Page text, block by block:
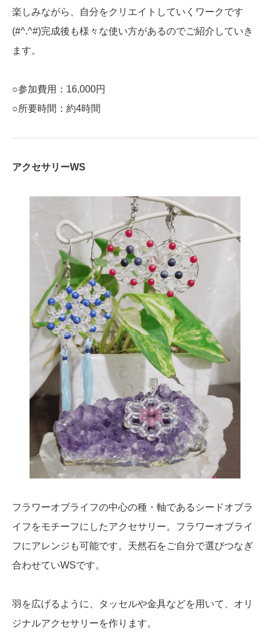
楽しみながら、自分をクリエイトしていくワークです
(#^.^#)完成後も様々な使い方があるのでご紹介していき
ます。
○参加費用：16,000円
○所要時間：約4時間
アクセサリーWS
フラワーオブライフの中心の種・軸であるシードオブラ
イフをモチーフにしたアクセサリー。フラワーオブライ
フにアレンジも可能です。天然石をご自分で選びつなぎ
合わせていWSです。
羽を広げるように、タッセルや金具などを用いて、オリ
ジナルアクセサリーを作ります。